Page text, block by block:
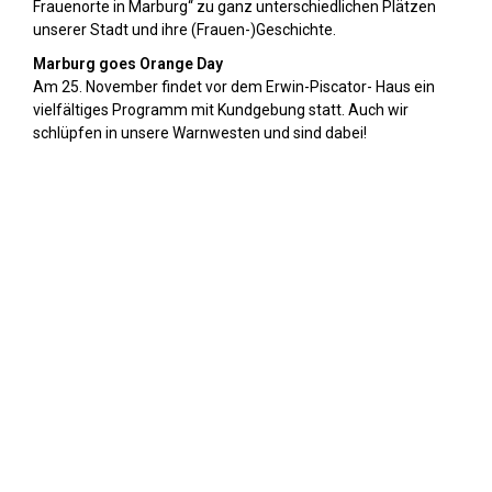
Frauenorte in Marburg“ zu ganz unterschiedlichen Plätzen
unserer Stadt und ihre (Frauen-)Geschichte.
Marburg goes Orange Day
Am 25. November findet vor dem Erwin-Piscator- Haus ein
vielfältiges Programm mit Kundgebung statt. Auch wir
schlüpfen in unsere Warnwesten und sind dabei!